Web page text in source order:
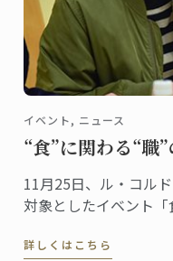
イベント, ニュース
“食”に関わる“職
11月25日、ル・コル
対象としたイベント
プワークを通じ、食に
詳しくはこちら